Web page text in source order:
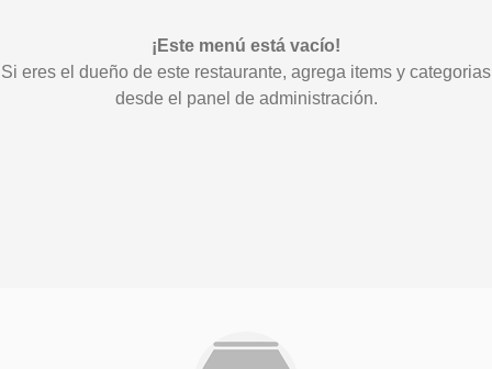
¡Este menú está vacío!
Si eres el dueño de este restaurante, agrega items y categorias
desde el panel de administración.